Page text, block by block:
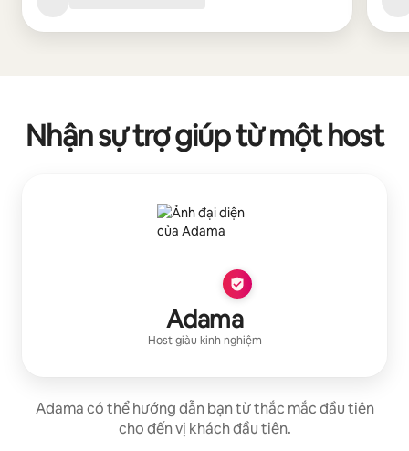
Nhận sự trợ giúp từ một host
Adama
Host giàu kinh nghiệm
Adama có thể hướng dẫn bạn từ thắc mắc đầu tiên
cho đến vị khách đầu tiên.